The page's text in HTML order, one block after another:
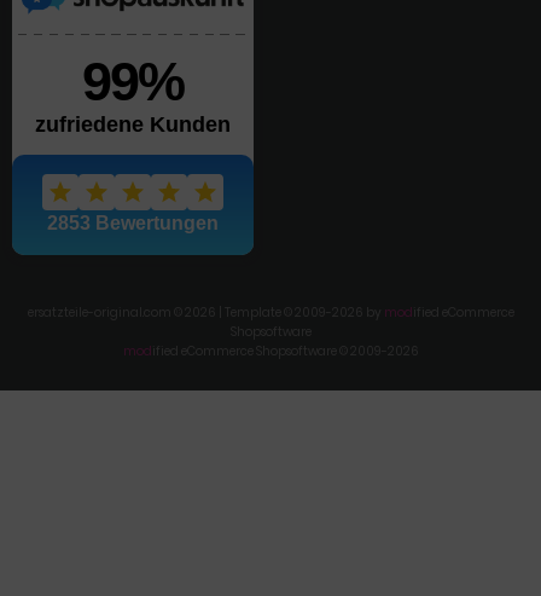
ersatzteile-original.com © 2026 | Template © 2009-2026 by mod ified eCommerce
Shopsoftware
mod ified eCommerce Shopsoftware © 2009-2026